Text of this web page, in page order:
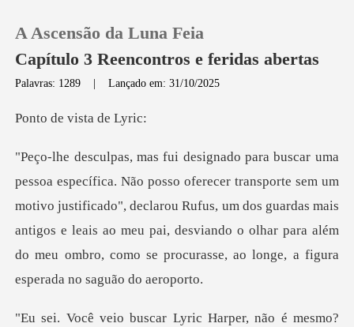
Loja
Histórico
Sair
A Ascensão da Luna Feia
Capítulo 3 Reencontros e feridas abertas
Palavras: 1289 |Lançado em: 31/10/2025
vista d
sem um
motivo justificado", declarou Rufus, um dos guardas mais
antigos e leais ao meu pai, desviando
r Lyric Harper, não é me